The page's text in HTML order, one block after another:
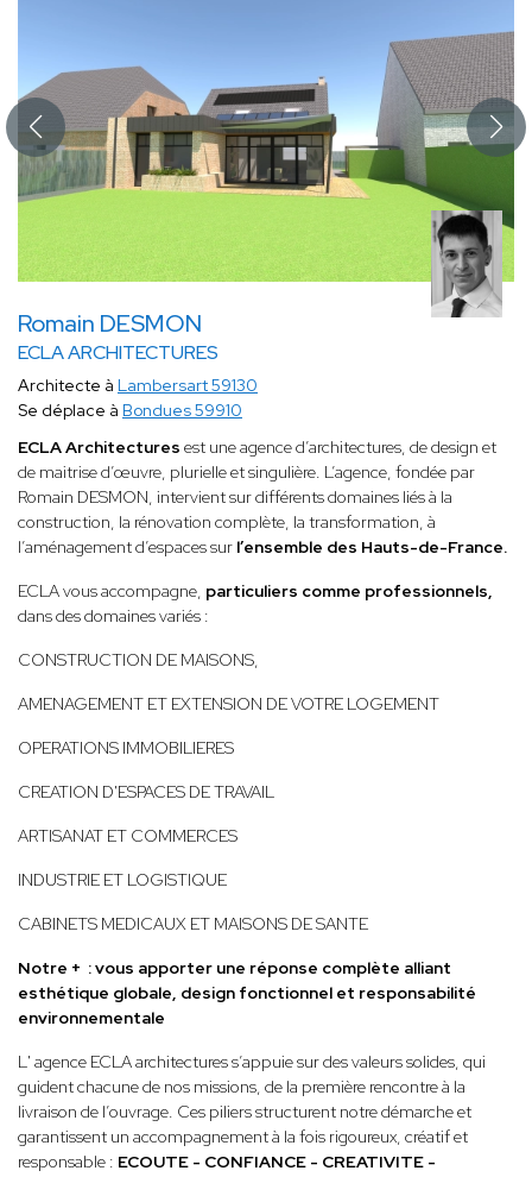
Romain DESMON
ECLA ARCHITECTURES
Architecte à Lambersart 59130
Se déplace à Bondues 59910
ECLA Architectures est une agence d’architectures, de design et
de maitrise d’œuvre, plurielle et singulière. L’agence, fondée par
Romain DESMON, intervient sur différents domaines liés à la
construction, la rénovation complète, la transformation, à
l’aménagement d’espaces sur l’ensemble des Hauts-de-France.
ECLA vous accompagne, particuliers comme professionnels,
dans des domaines variés :
CONSTRUCTION DE MAISONS,
AMENAGEMENT ET EXTENSION DE VOTRE LOGEMENT
OPERATIONS IMMOBILIERES
CREATION D'ESPACES DE TRAVAIL
ARTISANAT ET COMMERCES
INDUSTRIE ET LOGISTIQUE
CABINETS MEDICAUX ET MAISONS DE SANTE
Notre + : vous apporter une réponse complète alliant
esthétique globale, design fonctionnel et responsabilité
environnementale
L' agence ECLA architectures s’appuie sur des valeurs solides, qui
guident chacune de nos missions, de la première rencontre à la
livraison de l’ouvrage. Ces piliers structurent notre démarche et
garantissent un accompagnement à la fois rigoureux, créatif et
responsable : ECOUTE - CONFIANCE - CREATIVITE -